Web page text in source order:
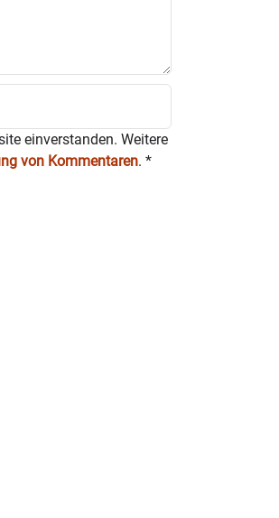
einverstanden. Weitere
von Kommentaren. *